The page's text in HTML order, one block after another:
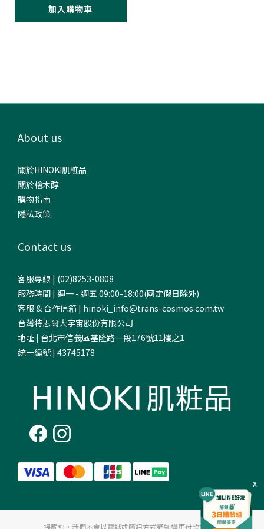
加入購物車
About us
關於HINOKI肌粧品
關於檜木醇
購物指南
隱私政策
Contact us
客服專線 | (02)8253-0808
服務時間 | 週一 - 週五 09:00-18:00(國定假日除外)
客服 & 合作信箱 | hinoki_info@trans-cosmos.com.tw
台灣特思爾大宇宙股份有限公司
地址 | 台北市信義區基隆路一段176號11樓之1
統一編號 | 43745178
x